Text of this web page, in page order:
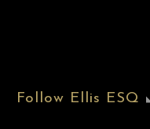
Follow Ellis ESQ